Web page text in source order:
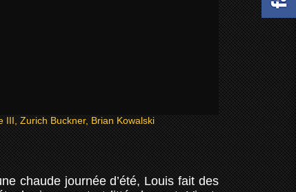
III, Zurich Buckner, Brian Kowalski
chaude journée d’été, Louis fait des